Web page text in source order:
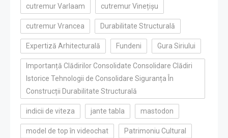
cutremur Varlaam cutremur Vinețișu
cutremur Vrancea Durabilitate Structurală
Expertiză Arhitecturală Fundeni Gura Siriului
Importanță Clădirilor Consolidate Consolidare Clădiri
Istorice Tehnologii de Consolidare Siguranța În
Construcții Durabilitate Structurală
indicii de viteza jante tabla mastodon
model de top în videochat Patrimoniu Cultural